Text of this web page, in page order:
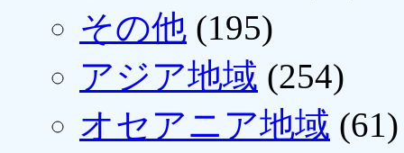
その他 (195)
アジア地域 (254)
オセアニア地域 (61)